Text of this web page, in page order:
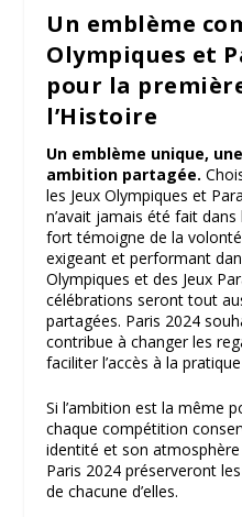
Un emblème
Olympiques et
pour la
l’Histoire
Un emblème unique,
ambition partagée.
les Jeux Olympiques et
n’avait jamais été fait dans
fort témoigne de la volonté
exigeant et performant
Olympiques et des Jeux
célébrations seront tout
partagées. Paris 2024
contribue à changer les
faciliter l’accès à la
Si l’ambition est la même
chaque compétition
identité et son atmosphère
Paris 2024 préserveront
de chacune d’elles.